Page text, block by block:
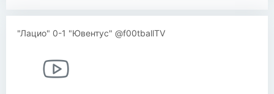
"Лацио" 0-1 "Ювентус" @f00tballTV